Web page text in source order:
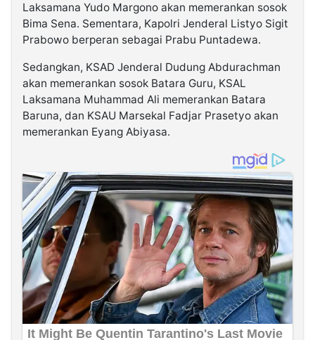
Laksamana Yudo Margono akan memerankan sosok
Bima Sena. Sementara, Kapolri Jenderal Listyo Sigit
Prabowo berperan sebagai Prabu Puntadewa.
Sedangkan, KSAD Jenderal Dudung Abdurachman
akan memerankan sosok Batara Guru, KSAL
Laksamana Muhammad Ali memerankan Batara
Baruna, dan KSAU Marsekal Fadjar Prasetyo akan
memerankan Eyang Abiyasa.